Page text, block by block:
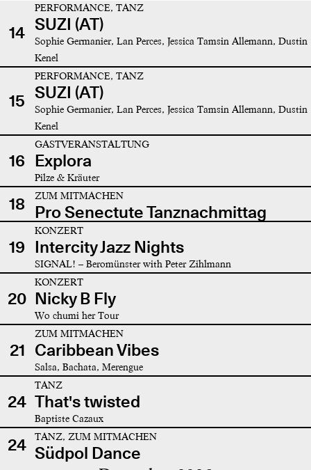
14
PERFORMANCE, TANZ
SUZI (AT)
Sophie Germanier, Lan Perces, Jessica Tamsin Allemann, Dustin
Kenel
15
PERFORMANCE, TANZ
SUZI (AT)
Sophie Germanier, Lan Perces, Jessica Tamsin Allemann, Dustin
Kenel
16
GASTVERANSTALTUNG
Explora
Pilze & Kräuter
18 ZUM MITMACHEN
Pro Senectute Tanznachmittag
19
KONZERT
Intercity Jazz Nights
SIGNAL! – Beromünster with Peter Zihlmann
20
KONZERT
Nicky B Fly
Wo chumi her Tour
21
ZUM MITMACHEN
Caribbean Vibes
Salsa, Bachata, Merengue
24
TANZ
That's twisted
Baptiste Cazaux
24 TANZ, ZUM MITMACHEN
Südpol Dance